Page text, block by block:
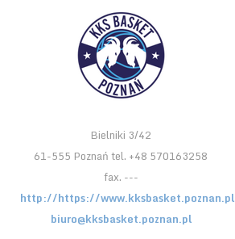
Bielniki 3/42
61-555 Poznań tel. +48 570163258
fax. ---
http://https://www.kksbasket.poznan.pl
biuro@kksbasket.poznan.pl